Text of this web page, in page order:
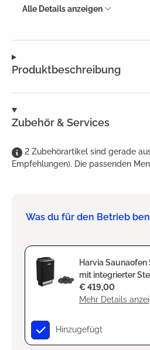
Produktbeschreibung
Zubehör & Services
2 Zubehörartikel sind gerade
Empfehlungen). Die passenden
Was du für den Betrieb
Harvia Saunaofen
mit integrierter
Mehr Details
€ 419,00
Hinzugefügt
Alle Details anzeigen